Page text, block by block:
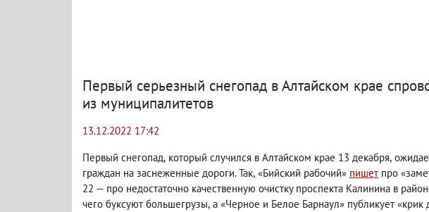
Первый серьезный снегопад в Алтайском крае
из муниципалитетов
13.12.2022 17:42
Первый снегопад, который случился в Алтайском крае 13 декабря,
граждан на заснеженные дороги. Так, «Бийский рабочий» пишет про
22 — про недостаточно качественную очистку проспекта Калинина в
чего буксуют большегрузы, а «Черное и Белое Барнаул» публикует